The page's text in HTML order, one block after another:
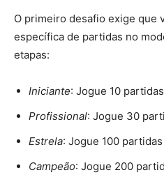
O primeiro desafio exige que
específica de partidas no
etapas:
Iniciante: Jogue 10
Profissional: Jogue 30
Estrela: Jogue 100 partidas
Campeão: Jogue 200